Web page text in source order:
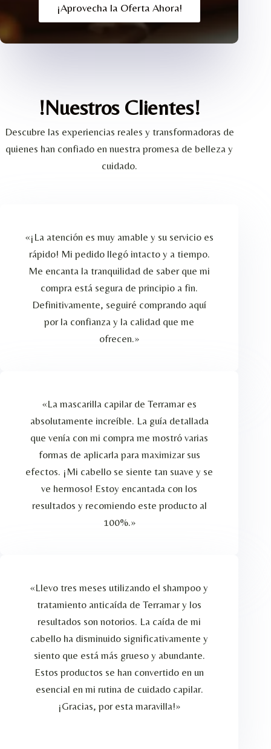
¡Aprovecha la Oferta Ahora!
!Nuestros Clientes!
Descubre las experiencias reales y transformadoras de
quienes han confiado en nuestra promesa de belleza y
cuidado.
«¡La atención es muy amable y su servicio es
rápido! Mi pedido llegó intacto y a tiempo.
Me encanta la tranquilidad de saber que mi
compra está segura de principio a fin.
Definitivamente, seguiré comprando aquí
por la confianza y la calidad que me
ofrecen.»
«La mascarilla capilar de Terramar es
absolutamente increíble. La guía detallada
que venía con mi compra me mostró varias
formas de aplicarla para maximizar sus
efectos. ¡Mi cabello se siente tan suave y se
ve hermoso! Estoy encantada con los
resultados y recomiendo este producto al
100%.»
«Llevo tres meses utilizando el shampoo y
tratamiento anticaída de Terramar y los
resultados son notorios. La caída de mi
cabello ha disminuido significativamente y
siento que está más grueso y abundante.
Estos productos se han convertido en un
esencial en mi rutina de cuidado capilar.
¡Gracias, por esta maravilla!»